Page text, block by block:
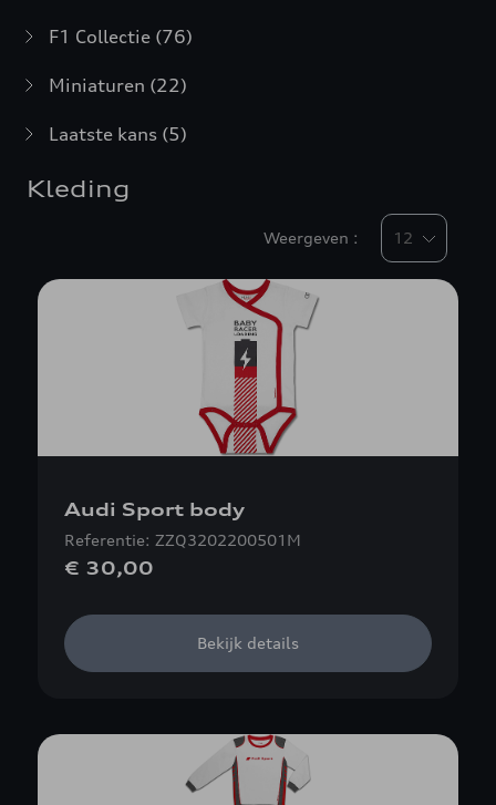
F1 Collectie (76)
Miniaturen (22)
Laatste kans (5)
Kleding
Weergeven :
Audi Sport body
Referentie: ZZQ3202200501M
€ 30,00
Bekijk details